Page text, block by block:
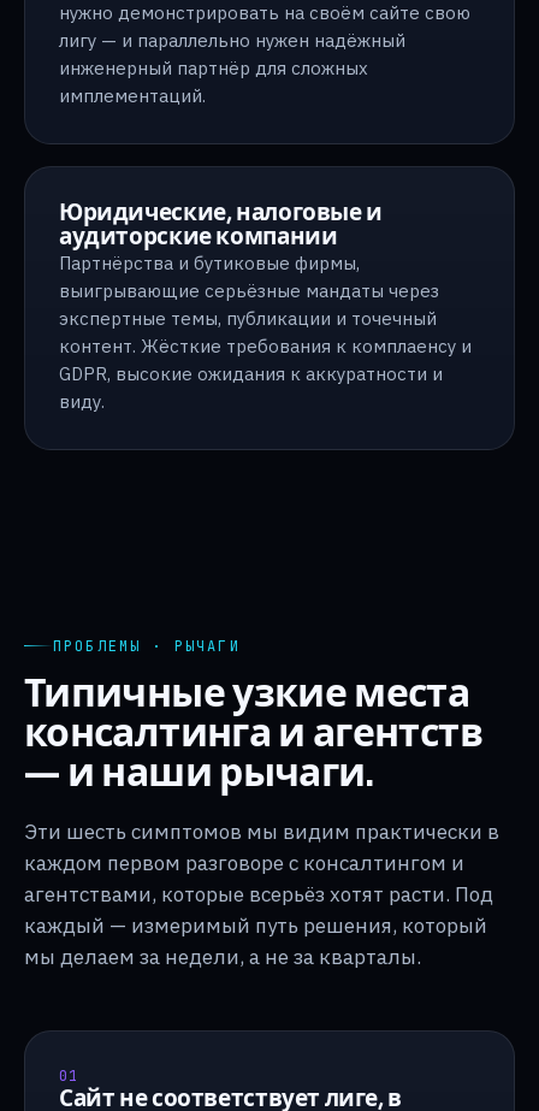
нужно демонстрировать на своём сайте свою
лигу — и параллельно нужен надёжный
инженерный партнёр для сложных
имплементаций.
Юридические, налоговые и
аудиторские компании
Партнёрства и бутиковые фирмы,
выигрывающие серьёзные мандаты через
экспертные темы, публикации и точечный
контент. Жёсткие требования к комплаенсу и
GDPR, высокие ожидания к аккуратности и
виду.
ПРОБЛЕМЫ · РЫЧАГИ
Типичные узкие места
консалтинга и агентств
— и наши рычаги.
Эти шесть симптомов мы видим практически в
каждом первом разговоре с консалтингом и
агентствами, которые всерьёз хотят расти. Под
каждый — измеримый путь решения, который
мы делаем за недели, а не за кварталы.
01
Сайт не соответствует лиге, в